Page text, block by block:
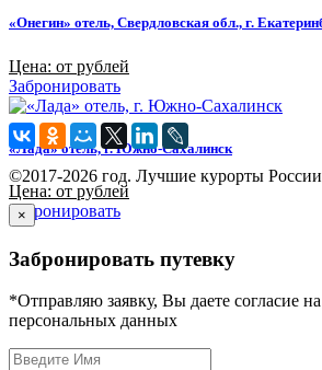
«Онегин» отель, Свердловская обл., г.
Цена: от рублей
Забронировать
«Лада» отель, г. Южно-Сахалинск
Цена: от рублей
Забронировать
©2017-2026 год. Лучшие курорты России
×
Забронировать путевку
*Отправляю заявку, Вы даете согласие
персональных данных